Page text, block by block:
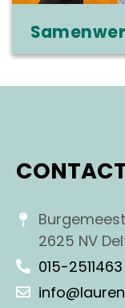
2625 NV
015-2511463